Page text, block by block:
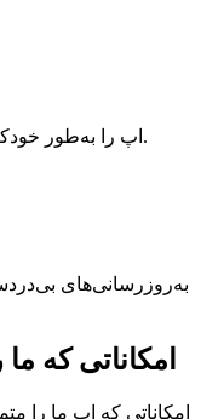
اپ را به‌طور خودکار هنگام راه‌اندازی دستگاه خود اجرا کنید.
به‌روزرسانی‌های
امکاناتی که
امکاناتی که اپ ما را